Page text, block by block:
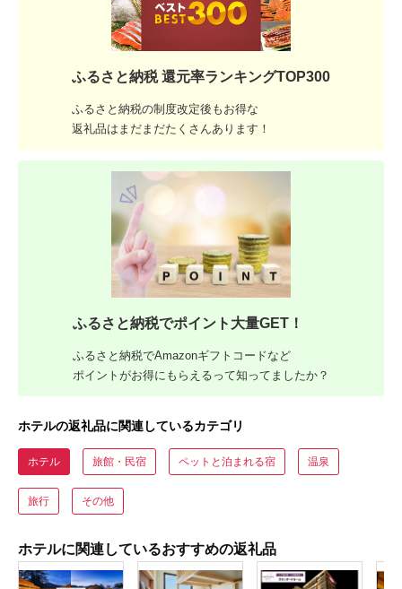
ふるさと納税 還元率ランキングTOP300
ふるさと納税の制度改定後もお得な
返礼品はまだまだたくさんあります！
ふるさと納税でポイント大量GET！
ふるさと納税でAmazonギフトコードなど
ポイントがお得にもらえるって知ってましたか？
ホテルの返礼品に関連しているカテゴリ
ホテル 旅館・民宿 ペットと泊まれる宿 温泉
旅行 その他
ホテルに関連しているおすすめの返礼品